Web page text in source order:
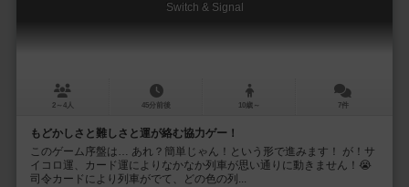
Switch & Signal
2～4人 45分前後 10歳～ 7件
もどかしさと難しさと運が絡む協力ゲー！
このゲーム序盤は… あれ？簡単じゃん！という形で進みます！ が！サ
イコロ運、カード運によりなかなか列車が思い通りに動きません！😭
司令カードにより列車がでて、どの色の列...